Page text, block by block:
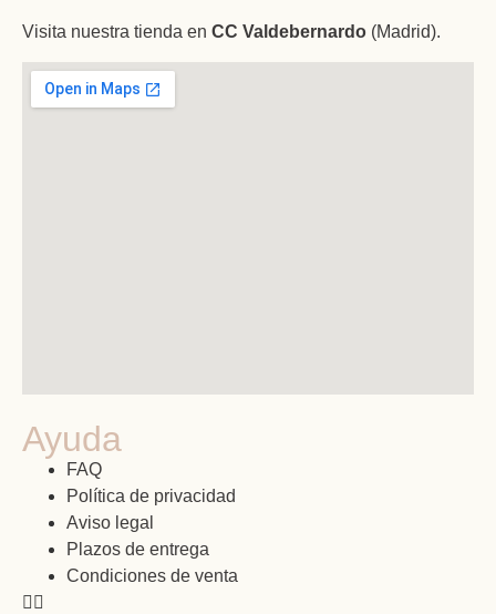
Visita nuestra tienda en CC Valdebernardo (Madrid).
Ayuda
FAQ
Política de privacidad
Aviso legal
Plazos de entrega
Condiciones de venta